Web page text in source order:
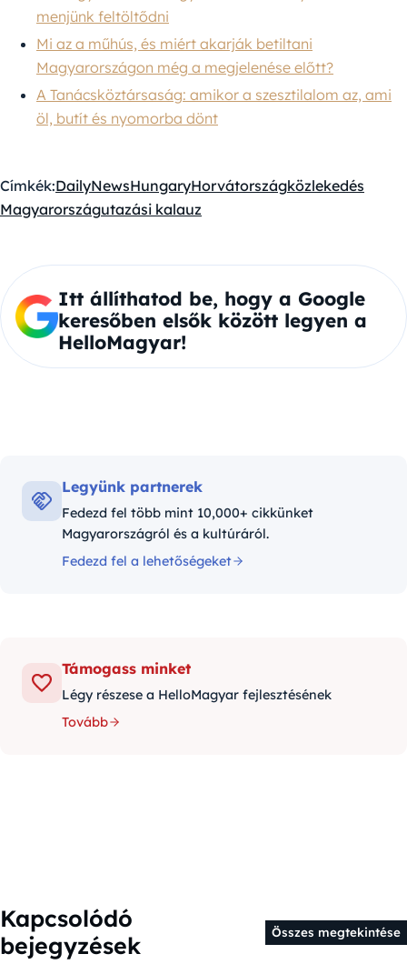
menjünk feltöltődni
Mi az a műhús, és miért akarják betiltani
Magyarországon még a megjelenése előtt?
A Tanácsköztársaság: amikor a szesztilalom az, ami
öl, butít és nyomorba dönt
Címkék:DailyNewsHungaryHorvátországközlekedés
Magyarországutazási kalauz
Itt állíthatod be, hogy a Google
keresőben elsők között legyen a
HelloMagyar!
Legyünk partnerek
Fedezd fel több mint 10,000+ cikkünket
Magyarországról és a kultúráról.
Fedezd fel a lehetőségeket
Támogass minket
Légy részese a HelloMagyar fejlesztésének
Tovább
Kapcsolódó
bejegyzések
Összes megtekintése